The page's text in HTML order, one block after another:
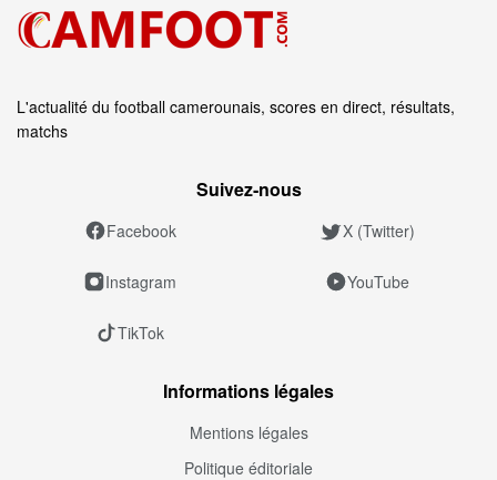
L'actualité du football camerounais, scores en direct, résultats,
matchs
Suivez‑nous
Facebook X (Twitter)
Instagram YouTube
TikTok
Informations légales
Mentions légales
Politique éditoriale